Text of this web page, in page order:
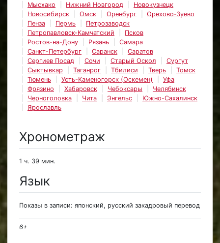
Мысхако
Нижний Новгород
Новокузнецк
Новосибирск
Омск Оренбург
Орехово-Зуево
Пенза
Пермь
Петрозаводск
Петропавловск-Камчатский
Псков
Ростов-на-Дону
Рязань
Самара
Санкт-Петербург
Саранск
Саратов
Сергиев Посад
Сочи Старый Оскол
Сургут
Сыктывкар
Таганрог Тбилиси Тверь
Томск
Тюмень
Усть-Каменогорск (Оскемен)
Уфа
Фрязино
Хабаровск Чебоксары
Челябинск
Черноголовка
Чита Энгельс
Южно-Сахалинск
Ярославль
Хронометраж
1 ч. 39 мин.
Язык
Показы в записи: японский, русский закадровый перевод
6+